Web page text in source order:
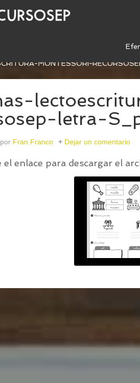
FICHAS DE
MONTESSORI-
letra-
por Fran Franco Dejar un comentario
el enlace para descargar el